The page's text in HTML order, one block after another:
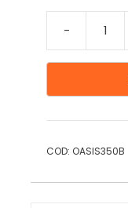
-
COD: OASIS350B